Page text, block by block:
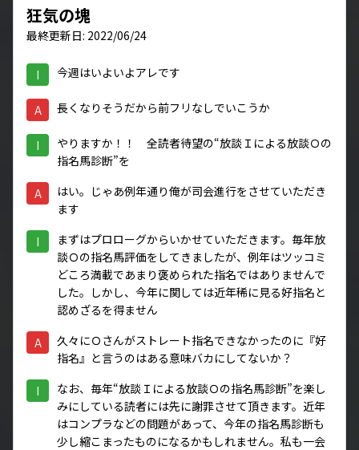
狂気の塊
最終更新日: 2022/06/24
I 今週はいよいよアレです
A 長くなりそうだから前フリなしでいこうか
I
やりますか！！ 全読者待望の“放談Ｉによる放談Ｏの
指名馬診断”を
A
はい。じゃあ例年通り俺が司会進行をさせていただき
ます
I
まずはプロローグからいかせていただきます。毎年放
談Ｏの指名馬評価をしてきましたが、例年はツッコミ
どころ満載であまり褒められた指名ではありませんで
した。しかし、今年に関しては近年稀に見る好指名と
認めざるを得ません
A
久々にＯさんがストレート指名できなかったのに『好
指名』と言うのはある意味バカにしてないか？
I
なお、毎年“放談Ｉによる放談Ｏの指名馬診断”を楽し
みにしている読者には先に謝罪させて頂きます。近年
はコンプラなどの問題があって、今年の指名馬診断も
少し縮こまったものになるかもしれません。私も一会